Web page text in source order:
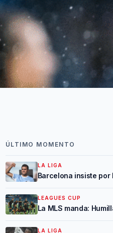
ÚLTIMO MOMENTO
LA LIGA
Barcelona insiste por
LEAGUES CUP
La MLS manda:
LA LIGA